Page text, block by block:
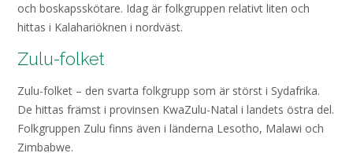
och boskapsskötare. Idag är folkgruppen relativt liten och
hittas i Kalahariöknen i nordväst.
Zulu-folket
Zulu-folket – den svarta folkgrupp som är störst i Sydafrika.
De hittas främst i provinsen KwaZulu-Natal i landets östra del.
Folkgruppen Zulu finns även i länderna Lesotho, Malawi och
Zimbabwe.